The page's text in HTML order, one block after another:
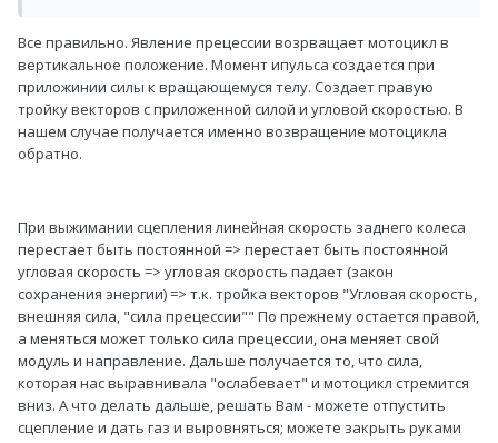
Все правильно. Явление прецессии возрващает мотоцикл в
вертикальное положение. Момент ипульса создается при
приложинии силы к вращающемуся телу. Создает правую
тройку векторов с приложенной силой и угловой скоростью. В
нашем случае получается именно возвращение мотоцикла
обратно.
При выжимании сцепления линейная скорость заднего колеса
перестает быть постоянной => перестает быть постоянной
угловая скорость => угловая скорость падает (закон
сохранения энергии) => т.к. тройка векторов "Угловая скорость,
внешняя сила, "сила прецессии"" По прежнему остается правой,
а меняться может только сила прецессии, она меняет свой
модуль и направление. Дальше получается то, что сила,
которая нас выравнивала "ослабевает" и мотоцикл стремится
вниз. А что делать дальше, решать Вам - можете отпустить
сцепление и дать газ и выровняться; можете закрыть руками